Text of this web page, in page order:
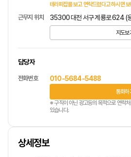
테라피잡를 보고 연락드렸다고 하시면
근무지 위치 35300 대전 서구 계룡로 624 (
지도보
담당자
전화번호 010-5684-5488
통화하
※ 구직이 아닌 광고등의 목적으로 연락
있습니다.
상세정보